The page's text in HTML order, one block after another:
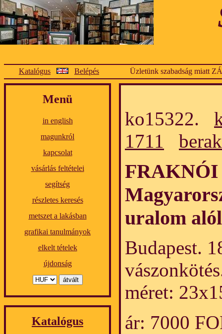
Katalógus Belépés Üzletünk szabadság miatt
Menü
in english
magunkról
kapcsolat
vásárlás feltételei
segítség
részletes keresés
metszet a lakásban
grafikai tanulmányok
elkelt tételek
újdonság
Katalógus
ko15322.
1711
FRAKNÓI
uralom
Budapest.
méret:
ár: 7000